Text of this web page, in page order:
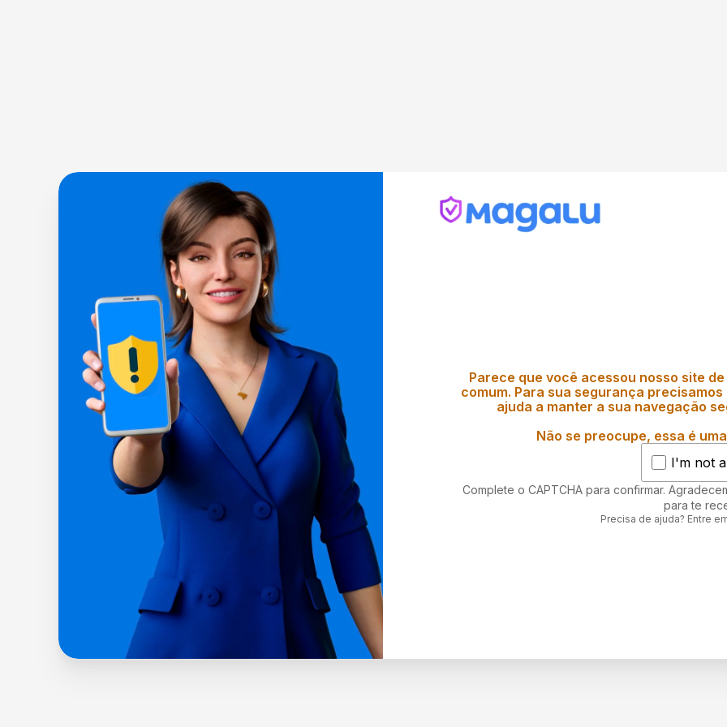
Parece que você acessou nosso site
comum. Para sua segurança
ajuda a manter a sua navegação
Não se preocupe, essa é
I'm not
Complete o CAPTCHA para confirmar.
para te
Precisa de ajuda? Entre